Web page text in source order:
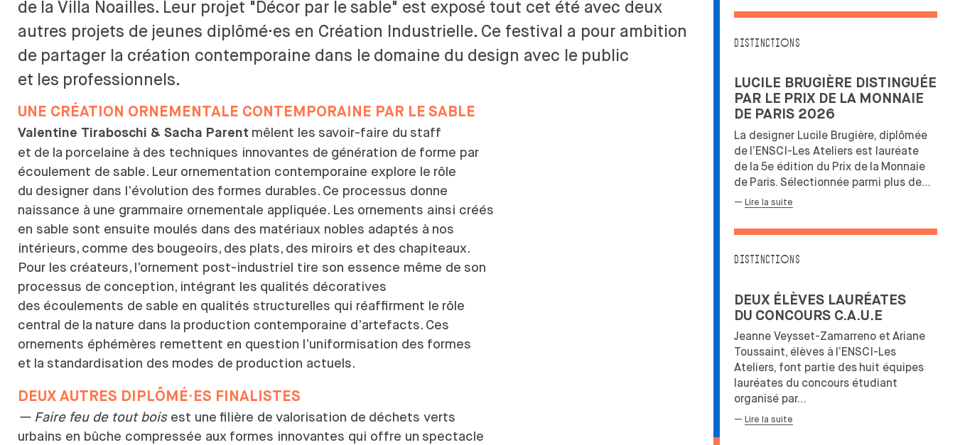
COMMISSION ÉGALITÉS
DÉVELOPPEMENT
DURABLE
L'ÉQUIPE
PROFESSIONNALISATION
LONG DE LA VIE
de la Villa Noailles. Leur projet "Décor par lesable" est exposé tout cet été avec deux
autres projets de jeunes diplômé·es en Création Industrielle. Ce festival a pour ambition
de partager la création contemporaine dans le domaine du design avec le public
et les professionnels.
UNE CRÉATION ORNEMENTALE CONTEMPORAINE PAR LE SABLE
Valentine Tiraboschi & Sacha Parent mêlent les savoir-faire du staff
et de la porcelaine à des techniques innovantes de génération de forme par
écoulement de sable. Leur ornementation contemporaine explore le rôle
du designer dans l’évolution des formes durables. Ce processus donne
naissance à une grammaire ornementale appliquée. Les ornements ainsi créés
en sable sont ensuite moulés dans des matériaux nobles adaptés à nos
intérieurs, comme des bougeoirs, des plats, des miroirs et des chapiteaux.
Pour les créateurs, l’ornement post-industriel tire son essence même de son
processus de conception, intégrant les qualités décoratives
des écoulements de sable en qualités structurelles qui réaffirment le rôle
central de la nature dans la production contemporaine d’artefacts. Ces
ornements éphémères remettent en question l’uniformisation des formes
et la standardisation des modes de production actuels.
DEUX AUTRES DIPLÔMÉ·ES FINALISTES
— Faire feu de tout bois est une filière de valorisation de déchets verts
urbains en bûche compressée aux formes innovantes qui offre un spectacle
DISTINCTIONS
LUCILE BRUGIÈRE DISTINGUÉE
PAR LE PRIX DE LA MONNAIE
DE PARIS 2026
La designer Lucile Brugière, diplômée
de l’ENSCI-Les Ateliers est lauréate
de la 5e édition du Prix de la Monnaie
de Paris. Sélectionnée parmi plus de…
— Lire la suite
DISTINCTIONS
DEUX ÉLÈVES LAURÉATES
DU CONCOURS C.A.U.E
Jeanne Veysset-Zamarreno et Ariane
Toussaint, élèves à l’ENSCI-Les
Ateliers, font partie des huit équipes
lauréates du concours étudiant
organisé par…
— Lire la suite